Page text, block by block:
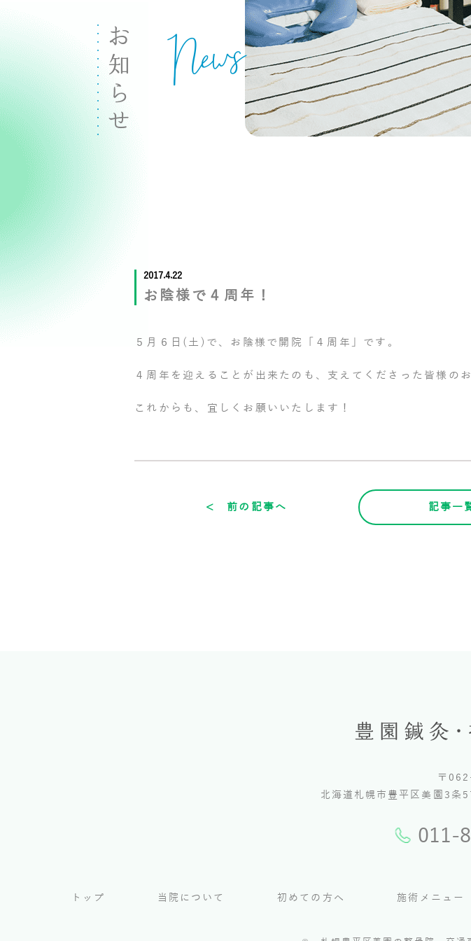
お知らせ News
2017.4.22
お陰様で４周年！
５月６日(土)で、お陰様で開院「４周年」です。
４周年を迎えることが出来たのも、支えてくださった皆様の
これからも、宜しくお願いいたします！
< 前の記事へ 記事一
〒
北海道札幌市豊平区美園3
011-
トップ 当院について 初めての方へ 施術メニュー